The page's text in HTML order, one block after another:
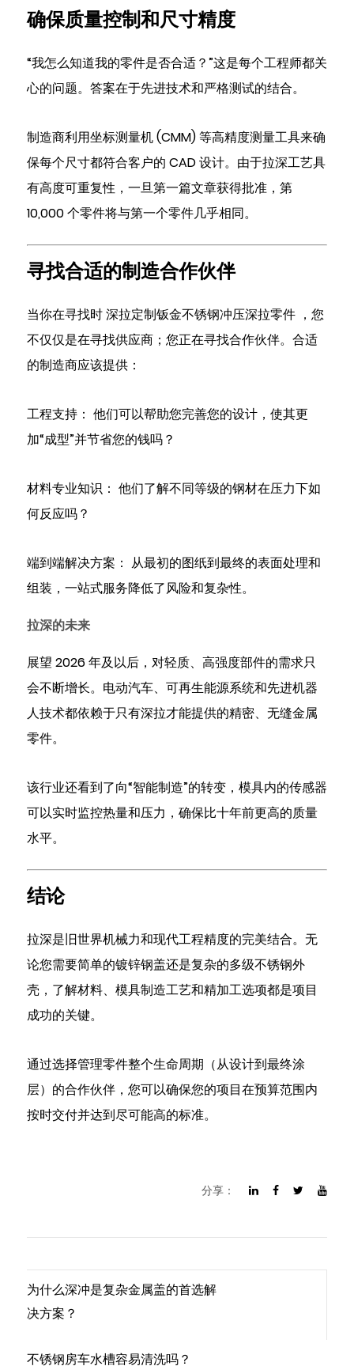
合
适
的
制
造
作
伙
伴
拉
深
的
来
8
结
论
确保质量控制和尺寸精度
“我怎么知道我的零件是否合适？”这是每个工程师都关
心的问题。答案在于先进技术和严格测试的结合。
制造商利用坐标测量机 (CMM) 等高精度测量工具来确
保每个尺寸都符合客户的 CAD 设计。由于拉深工艺具
有高度可重复性，一旦第一篇文章获得批准，第
10,000 个零件将与第一个零件几乎相同。
寻找合适的制造合作伙伴
当你在寻找时深拉定制钣金不锈钢冲压深拉零件 ，您
不仅仅是在寻找供应商；您正在寻找合作伙伴。合适
的制造商应该提供：
工程支持： 他们可以帮助您完善您的设计，使其更
加“成型”并节省您的钱吗？
材料专业知识： 他们了解不同等级的钢材在压力下如
何反应吗？
端到端解决方案： 从最初的图纸到最终的表面处理和
组装，一站式服务降低了风险和复杂性。
拉深的未来
展望 2026 年及以后，对轻质、高强度部件的需求只
会不断增长。电动汽车、可再生能源系统和先进机器
人技术都依赖于只有深拉才能提供的精密、无缝金属
零件。
该行业还看到了向“智能制造”的转变，模具内的传感器
可以实时监控热量和压力，确保比十年前更高的质量
水平。
结论
拉深是旧世界机械力和现代工程精度的完美结合。无
论您需要简单的镀锌钢盖还是复杂的多级不锈钢外
壳，了解材料、模具制造工艺和精加工选项都是项目
成功的关键。
通过选择管理零件整个生命周期（从设计到最终涂
层）的合作伙伴，您可以确保您的项目在预算范围内
按时交付并达到尽可能高的标准。
分享：
为什么深冲是复杂金属盖的首选解
决方案？
不锈钢房车水槽容易清洗吗？